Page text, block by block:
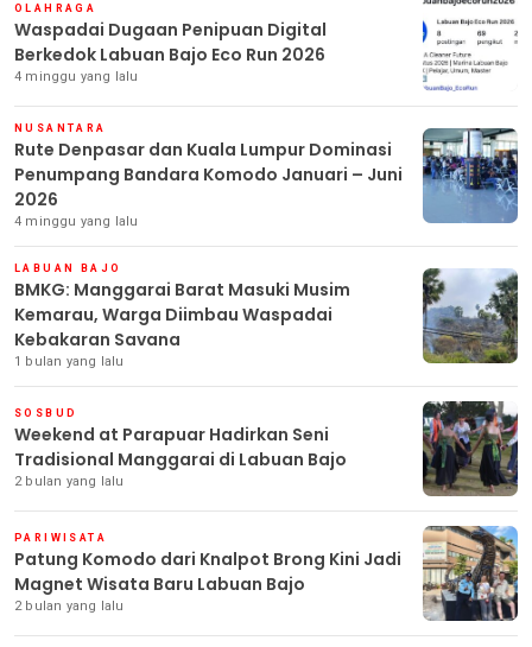
OLAHRAGA
Waspadai Dugaan Penipuan Digital
Berkedok Labuan Bajo Eco Run 2026
4 minggu yang lalu
NUSANTARA
Rute Denpasar dan Kuala Lumpur Dominasi
Penumpang Bandara Komodo Januari – Juni
2026
4 minggu yang lalu
LABUAN BAJO
BMKG: Manggarai Barat Masuki Musim
Kemarau, Warga Diimbau Waspadai
Kebakaran Savana
1 bulan yang lalu
SOSBUD
Weekend at Parapuar Hadirkan Seni
Tradisional Manggarai di Labuan Bajo
2 bulan yang lalu
PARIWISATA
Patung Komodo dari Knalpot Brong Kini Jadi
Magnet Wisata Baru Labuan Bajo
2 bulan yang lalu